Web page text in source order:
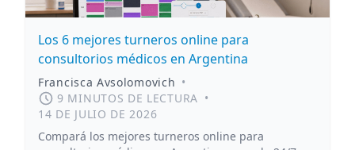
Los 6 mejores turneros online para
consultorios médicos en Argentina
Francisca Avsolomovich •
9 MINUTOS DE LECTURA •
14 DE JULIO DE 2026
Compará los mejores turneros online para